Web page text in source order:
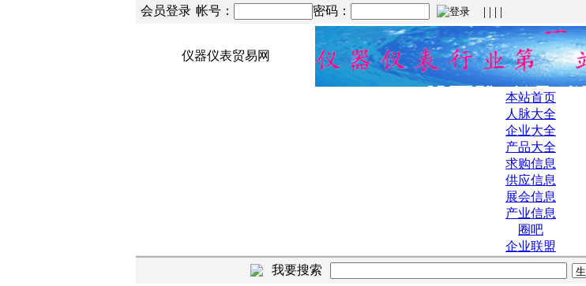
会员登录 帐号： 密码： | | | |
仪器仪表贸易网
本站首页
人脉大全
企业大全
产品大全
求购信息
供应信息
展会信息
产业信息
圈吧
企业联盟
我要搜索